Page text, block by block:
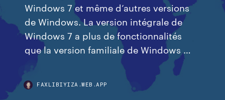
Windows 7 et même d’autres versions
de Windows. La version intégrale de
Windows 7 a plus de fonctionnalités
que la version familiale de Windows …
FAXLIBIYIZA.WEB.APP